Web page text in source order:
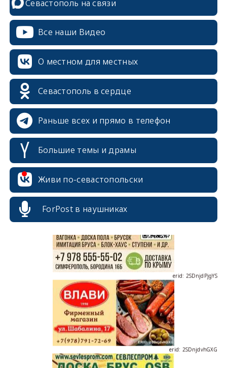
Севастополь на связи
Все наши Видео
О местном для местных
Севастополь в сердце
Раньше всех и прямо в телефон
Большие темы и драмы
Живи по-севастопольски
ForPost в наушниках
erid: 2SDnjcrDNw6
erid: 2SDnjdvhGXG